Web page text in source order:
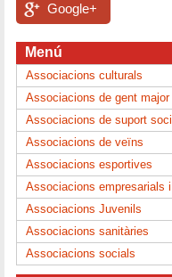
Google+
Menú
Associacions culturals
Associacions de gent major
Associacions de suport
Associacions de veïns
Associacions esportives
Associacions empresarials
Associacions Juvenils
Associacions sanitàries
Associacions socials